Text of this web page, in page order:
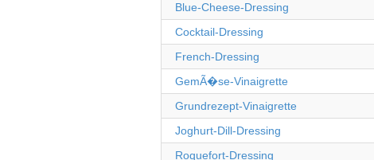
Blue-Cheese-Dressing
Cocktail-Dressing
French-Dressing
GemÃ�se-Vinaigrette
Grundrezept-Vinaigrette
Joghurt-Dill-Dressing
Roquefort-Dressing